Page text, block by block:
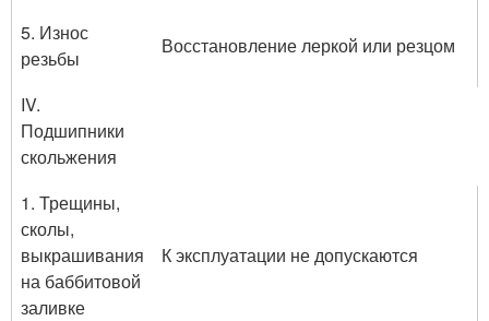
5. Износ
резьбы
Восстановление леркой или резцом
IV.
Подшипники
скольжения
1. Трещины,
сколы,
выкрашивания
на баббитовой
заливке
К эксплуатации не допускаются